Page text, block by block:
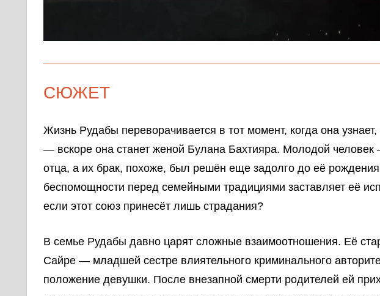
СЮЖЕТ
Жизнь Рудабы переворачивается в тот момент, когда она
— вскоре она станет женой Булана Бахтияра. Молодой человек
отца, а их брак, похоже, был решён еще задолго до её
беспомощности перед семейными традициями заставляет её
если этот союз принесёт лишь страдания?
В семье Рудабы давно царят сложные взаимоотношения. Её
Сайре — младшей сестре влиятельного криминального
положение девушки. После внезапной смерти родителей ей